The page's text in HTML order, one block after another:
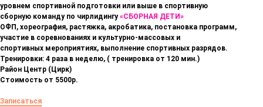
уровнем спортивной подготовки или выше в спортивную
сборную команду по чирлидингу«СБОРНАЯ ДЕТИ»
ОФП, хореография, растяжка, акробатика, постановка программ,
участие в соревнованиях и культурно-массовых и
спортивных мероприятиях, выполнение спортивных разрядов.
Тренировки: 4 раза в неделю, ( тренировка от 120 мин.)
Район Центр (Цирк)
Стоимость от 5500р.
Записаться